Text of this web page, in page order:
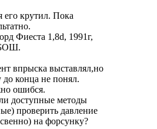
его крутил. Пока
Фиеста 1,8d, 1991г,
впрыска выставлял,но
до конца не понял.
ошибся.
доступные методы
проверить давление
на форсунку?